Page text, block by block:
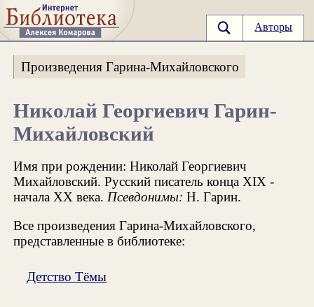
Авторы
Произведения Гарина-Михайловского
Николай Георгиевич Гарин-
Михайловский
Имя при рождении: Николай Георгиевич
Михайловский. Русский писатель конца XIX -
начала XX века. Псевдонимы: Н. Гарин.
Все произведения Гарина-Михайловского,
представленные в библиотеке:
Детство Тёмы